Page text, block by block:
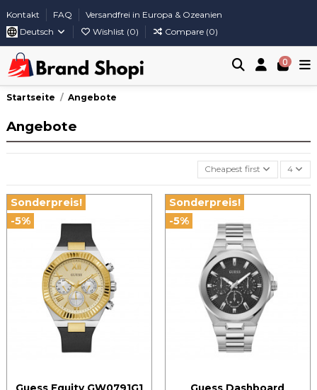
Kontakt FAQ
Versandfrei in Europa & Ozeanien
Deutsch
Wishlist (0) Compare (0)
0
Startseite Angebote
Angebote
Cheapest first 4
Sonderpreis!
-5%
Sonderpreis!
-5%